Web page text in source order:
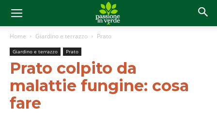
Home Giardino e terrazzo Prato
Giardino e terrazzo Prato
Prato colpito da
malattie fungine: cosa
fare